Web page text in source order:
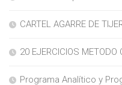
CARTEL AGARRE DE
20 EJERCICIOS METODO
Programa Analítico y